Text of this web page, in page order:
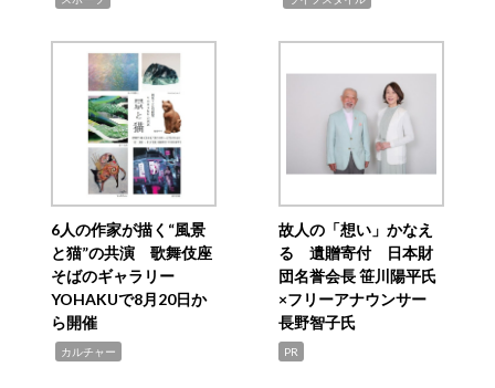
6人の作家が描く“風景
と猫”の共演 歌舞伎座
そばのギャラリー
YOHAKUで8月20日か
ら開催
カルチャー
故人の「想い」かなえ
る 遺贈寄付 日本財
団名誉会長 笹川陽平氏
×フリーアナウンサー
長野智子氏
PR